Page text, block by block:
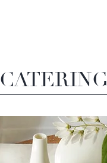
CATERING